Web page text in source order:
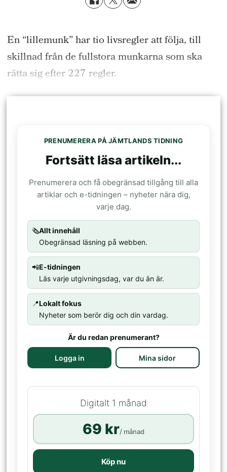
En “lillemunk” har tio livsregler att följa, till
skillnad från de fullstora munkarna som ska
rätta sig efter 227 regler.
PRENUMERERA PÅ JÄMTLANDS TIDNING
Fortsätt läsa artikeln...
Prenumerera och få obegränsad tillgång till alla
artiklar och e-tidningen – nyheter nära dig,
varje dag.
🗞️Allt innehåll
Obegränsad läsning på webben.
📲E-tidningen
Läs varje utgivningsdag, var du än är.
📍Lokalt fokus
Nyheter som berör dig och din vardag.
Är du redan prenumerant?
Logga in Mina sidor
Digitalt 1 månad
69 kr/ månad
Köp nu